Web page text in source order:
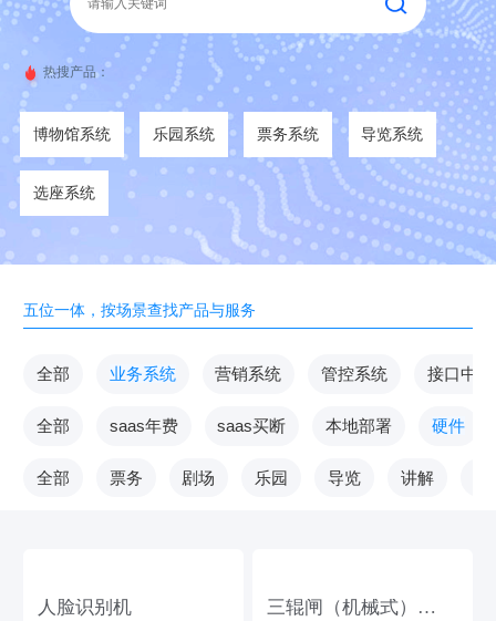
热搜产品：
博物馆系统 乐园系统 票务系统 导览系统
选座系统
五位一体，按场景查找产品与服务
全部 业务系统 营销系统 管控系统 接口中台
全部 saas年费 saas买断 本地部署 硬件
全部 票务 剧场 乐园 导览 讲解
人脸识别机
三辊闸（机械式）